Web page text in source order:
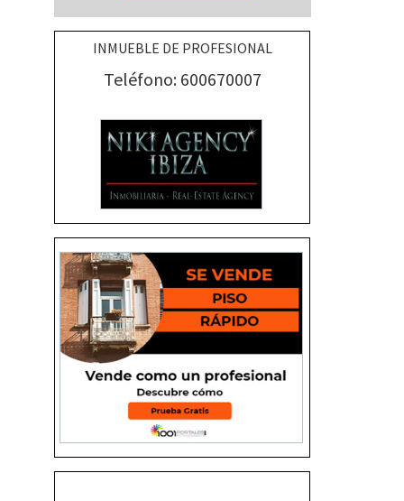
INMUEBLE DE PROFESIONAL
Teléfono: 600670007